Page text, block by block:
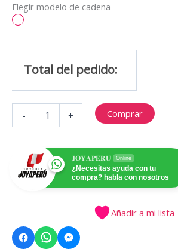
Elegir modelo de cadena
Total del pedido:
-
Cruz
personalizado
plata
+ Comprar
𝐉𝐎𝐘𝐀𝐏𝐄𝐑𝐔 Online
¿Necesitas ayuda con tu
compra? habla con nosotros
Añadir a mi lista